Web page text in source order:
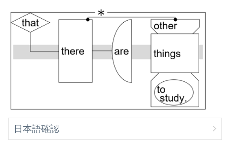
日本語確認